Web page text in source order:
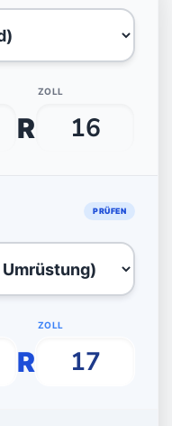
R
ZOLL
PRÜFEN
R
ZOLL